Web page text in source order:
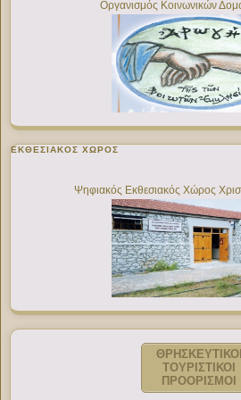
Οργανισμός Κοινωνικών
ΕΚΘΕΣΙΑΚΌΣ ΧΏΡΟΣ
Ψηφιακός Εκθεσιακός Χώρος
ΘΡΗΣΚΕΥΤΙΚΟΙ
ΤΟΥΡΙΣΤΙΚΟΙ
ΠΡΟΟΡΙΣΜΟΙ